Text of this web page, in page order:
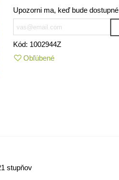
Upozorni ma, keď bude dostupné
Kód: 1002944Z
Obľúbené
stupňov